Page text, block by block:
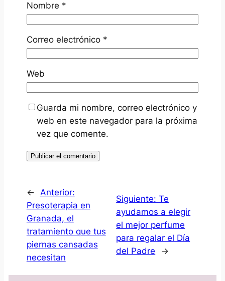
Nombre *
Correo electrónico *
Web
Guarda mi nombre, correo electrónico y
web en este navegador para la próxima
vez que comente.
←
Anterior:
Presoterapia en
Granada, el
tratamiento que tus
piernas cansadas
necesitan
Siguiente:Te
ayudamos a elegir
el mejor perfume
para regalar el Día
del Padre
→